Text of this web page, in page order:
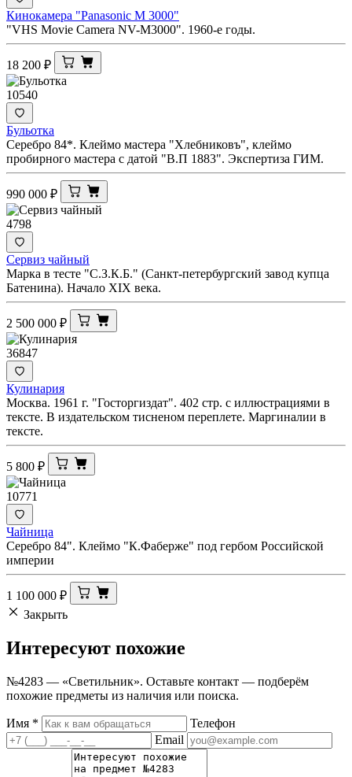
Кинокамера "Panasonic M 3000"
"VHS Movie Camera NV-M3000". 1960-е годы.
18 200 ₽
10540
Бульотка
Серебро 84*. Клеймо мастера "Хлебниковъ", клеймо
пробирного мастера с датой "В.П 1883". Экспертиза ГИМ.
990 000 ₽
4798
Сервиз чайный
Марка в тесте "С.З.К.Б." (Санкт-петербургский завод купца
Батенина). Начало XIX века.
2 500 000 ₽
36847
Кулинария
Москва. 1961 г. "Госторгиздат". 402 стр. с иллюстрациями в
тексте. В издательском тисненом переплете. Маргиналии в
тексте.
5 800 ₽
10771
Чайница
Серебро 84". Клеймо "К.Фаберже" под гербом Российской
империи
1 100 000 ₽
Закрыть
Интересуют похожие
№4283 — «Светильник». Оставьте контакт — подберём
похожие предметы из наличия или поиска.
Имя *
Телефон
Email